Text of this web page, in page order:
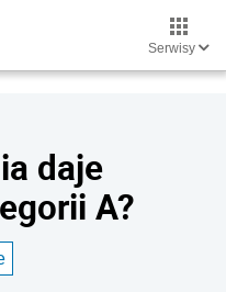
Serwisy
daje
A?